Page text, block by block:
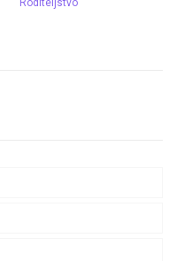
Roditeljstvo